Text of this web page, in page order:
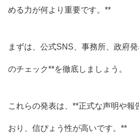
める力が何より重要です。**
まずは、公式SNS、事務所、政府
のチェック**を徹底しましょう。
これらの発表は、**正式な声明や報
おり、信ぴょう性が高いです。**